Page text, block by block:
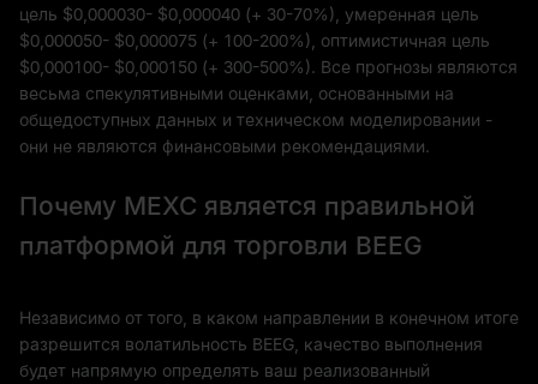
цель $0,000030- $0,000040 (+ 30-70%), умеренная цель
$0,000050- $0,000075 (+ 100-200%), оптимистичная цель
$0,000100- $0,000150 (+ 300-500%). Все прогнозы являются
весьма спекулятивными оценками, основанными на
общедоступных данных и техническом моделировании -
они не являются финансовыми рекомендациями.
Почему MEXC является правильной
платформой для торговли BEEG
Независимо от того, в каком направлении в конечном итоге
разрешится волатильность BEEG, качество выполнения
будет напрямую определять ваш реализованный